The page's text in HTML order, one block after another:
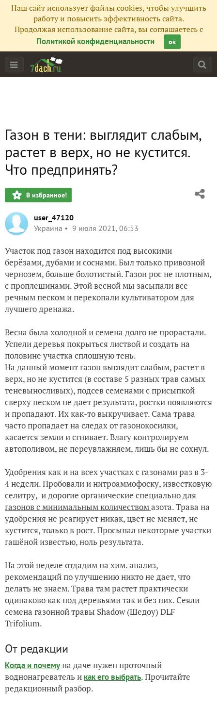
Наш сайт использует файлы cookies, чтобы улучшить
работу и повысить эффективность сайта.
Продолжая использование сайта, вы соглашаетесь с
Политикой конфиденциальности
ок
Газон в тени: выглядит слабым,
растет в верх, но не кустится.
Что предпринять?
В избранное!
user_47120
Украина
9 июля 2021, 06:53
Участок под газон находится под высокими
берёзами, дубами и соснами. Был только привозной
чернозем, больше болотистый. Газон рос не плотным,
с проплешинами. Этой весной мы засыпали все
речным песком и перекопали культиватором для
лучшего дренажа.
Весна была холодной и семена долго не прорастали.
Успели деревья покрыться листвой и создать на
половине участка сплошную тень.
На данный момент газон выглядит слабым, растет в
верх, но не кустится (в составе 5 разных трав самых
теневыносливых), подсев семенами с присыпкой
сверху песком не дает результата, ростки появляются
и пропадают. Их как-то выкручивает. Сама трава
часто пропадает на следах от газонокосилки,
касается земли и сгнивает. Влагу контролируем
автополивом, не переувлажняем, лишь бы не сохнул.
Удобрения как и на всех участках с газонами раз в 3-
4 недели. Пробовали и нитроаммофоску, известковую
селитру, и дорогие органические специально для
газонов с минимальным количествомазота. Трава на
удобрения не реагирует никак, цвет не меняет, не
кустится, только в рост. Просыпал некоторые участки
гашёной известью, ноль результата.
На этой неделе отдадим на хим. анализ,
рекомендаций по улучшению никто не дает, что
делать не знаем. Трава там растет практически
одинаково как под деревьями так и без них. Сеяли
семена газонной травы Shadow (Шедоу) DLF
Trifolium.
От редакции
Когда и почемуна даче нужен проточный
воднонагреватель и как его выбрать. Прочитайте
редакционный разбор.